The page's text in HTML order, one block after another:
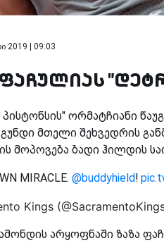
2019 | 09:03
ორმატჩიანი
მთელი შეხვედრის
მოპოვება ბადი ჰილდის
MIRACLE. @buddyhield!
Kings
არყოფნაში ზაზა